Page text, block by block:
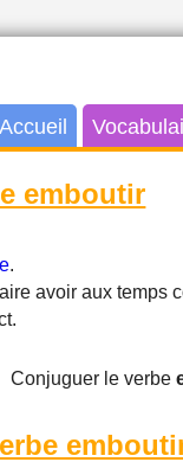
Accueil
emboutir
.
avoir aux temps
Conjuguer le verbe